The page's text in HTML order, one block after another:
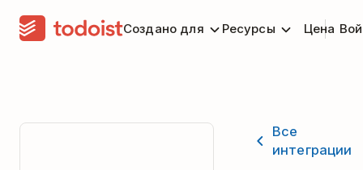
Создано для Ресурсы Цена
Все
интеграции